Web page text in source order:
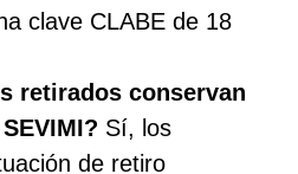
clave CLABE de 18
retirados conservan
Sí, los
de retiro